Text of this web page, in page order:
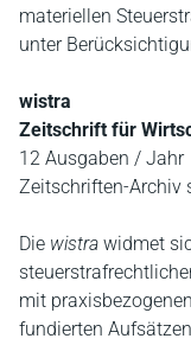
materiellen
unter
wistra
Zeitschrift für
12 Ausgaben / Jahr
Zeitschriften-Archiv
Die wistra widmet
mit
fundierten